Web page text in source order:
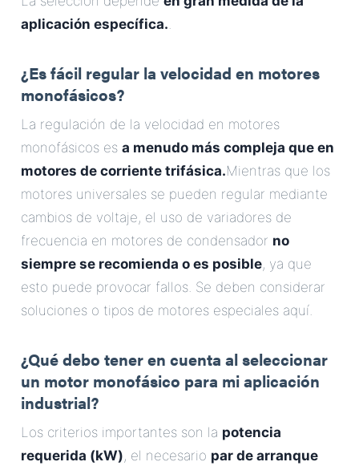
aplicación específica..
¿Es fácil regular la velocidad en motores
monofásicos?
La regulación de la velocidad en motores
monofásicos es a menudo más compleja que en
motores de corriente trifásica.Mientras que los
motores universales se pueden regular mediante
cambios de voltaje, el uso de variadores de
frecuencia en motores de condensador no
siempre se recomienda o es posible, ya que
esto puede provocar fallos. Se deben considerar
soluciones o tipos de motores especiales aquí.
¿Qué debo tener en cuenta al seleccionar
un motor monofásico para mi aplicación
industrial?
Los criterios importantes son la potencia
requerida (kW), el necesario par de arranque